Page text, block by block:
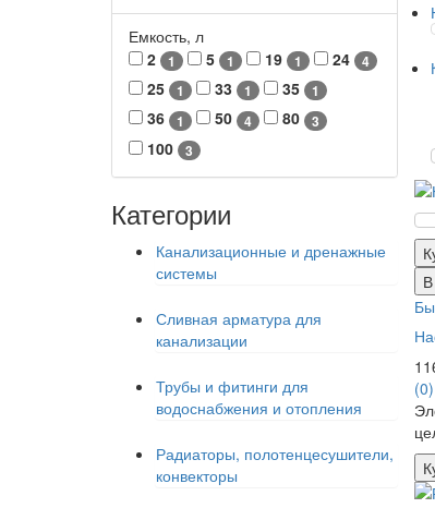
Емкость, л
2
1 5 1 19 1 24 4
25 1 33 1 35 1
36 1 50 4 80 3
100 3
Категории
Канализационные и дренажные
системы
Сливная арматура для
канализации
Трубы и фитинги для
водоснабжения и отопления
Радиаторы, полотенцесушители,
конвекторы
(0)